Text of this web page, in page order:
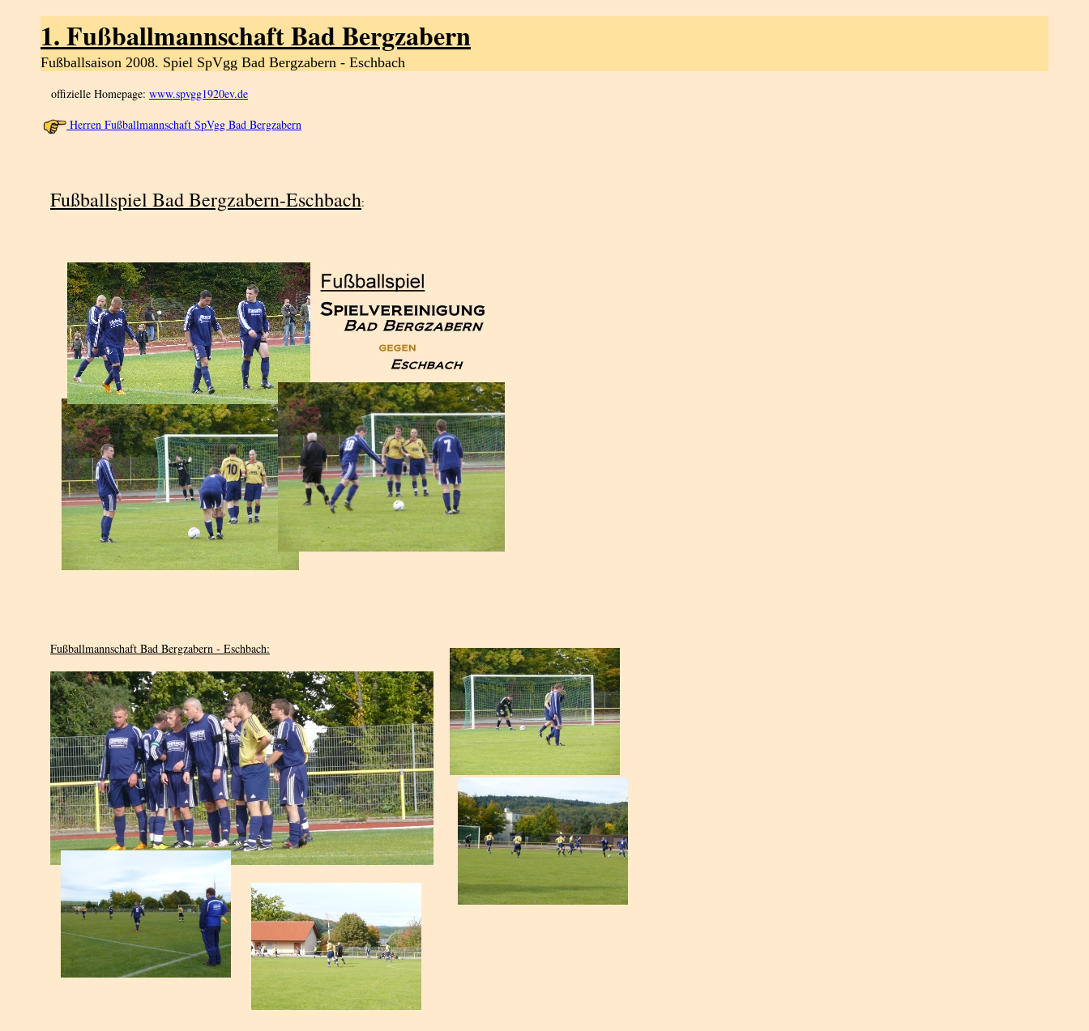
1. FußballmannschaftBad Bergzabern
Fußballsaison 2008. Spiel SpVgg Bad Bergzabern - Eschbach
offizielle Homepage: www.spvgg1920ev.de
Herren Fußballmannschaft SpVgg Bad Bergzabern
Fußballspiel Bad Bergzabern-Eschbach:
Fußballmannschaft Bad Bergzabern - Eschbach: